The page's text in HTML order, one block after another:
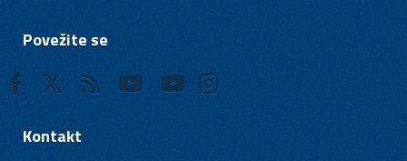
Povežite se
Kontakt